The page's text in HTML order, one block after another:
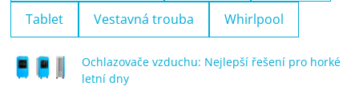
Tablet Vestavná trouba Whirlpool
Ochlazovače vzduchu: Nejlepší řešení pro horké
letní dny